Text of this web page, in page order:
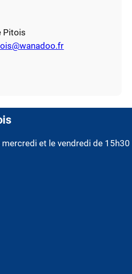
Pitois
et le vendredi de 15h30